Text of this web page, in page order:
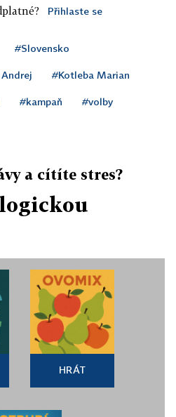
Přihlaste se
#Slovensko
#Kotleba Marian
#kampaň #volby
a cítíte stres?
HRÁT